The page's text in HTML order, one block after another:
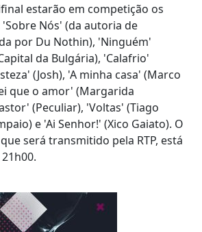
estarão em competição os
Nós' (da autoria de
por Du Nothin), 'Ninguém'
da Bulgária), 'Calafrio'
(Josh), 'A minha casa' (Marco
que o amor' (Margarida
(Peculiar), 'Voltas' (Tiago
e 'Ai Senhor!' (Xico Gaiato). O
será transmitido pela RTP, está